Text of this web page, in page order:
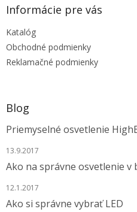
Informácie pre vás
Katalóg
Obchodné podmienky
Reklamačné podmienky
Blog
Priemyselné osvetlenie
13.9.2017
Ako na správne osvetlenie v
12.1.2017
Ako si správne vybrať LED